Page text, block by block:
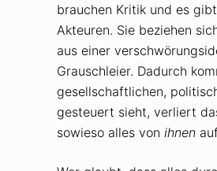
brauchen Kritik und es
Akteuren. Sie beziehen
aus einer
Grauschleier. Dadurch
gesellschaftlichen,
gesteuert sieht, verliert
sowieso alles von ihnen